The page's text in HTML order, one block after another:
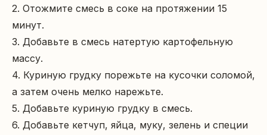
2. Отожмите смесь в соке на протяжении 15
минут.
3. Добавьте в смесь натертую картофельную
массу.
4. Куриную грудку порежьте на кусочки соломой,
а затем очень мелко нарежьте.
5. Добавьте куриную грудку в смесь.
6. Добавьте кетчуп, яйца, муку, зелень и специи